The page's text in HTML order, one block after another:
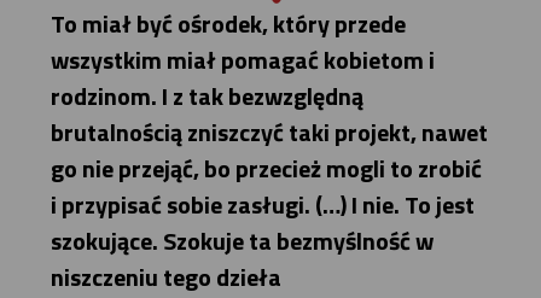
To miał być ośrodek, który przede
wszystkim miał pomagać kobietom i
rodzinom. I z tak bezwzględną
brutalnością zniszczyć taki projekt, nawet
go nie przejąć, bo przecież mogli to zrobić
i przypisać sobie zasługi. (…) I nie. To jest
szokujące. Szokuje ta bezmyślność w
niszczeniu tego dzieła